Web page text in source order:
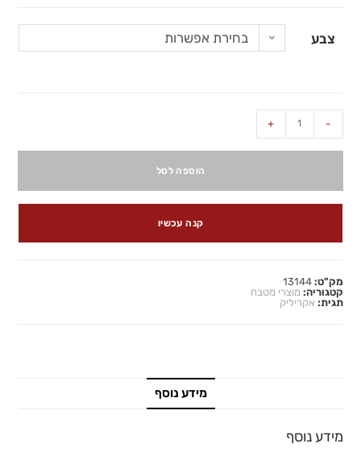
צבע בחירת אפשרות
-
+
הוספה לסל
קנה עכשיו
מק"ט:13144
קטגוריה: מוצרי מטבח
תגית: אקריליק
מידע נוסף
מידע נוסף